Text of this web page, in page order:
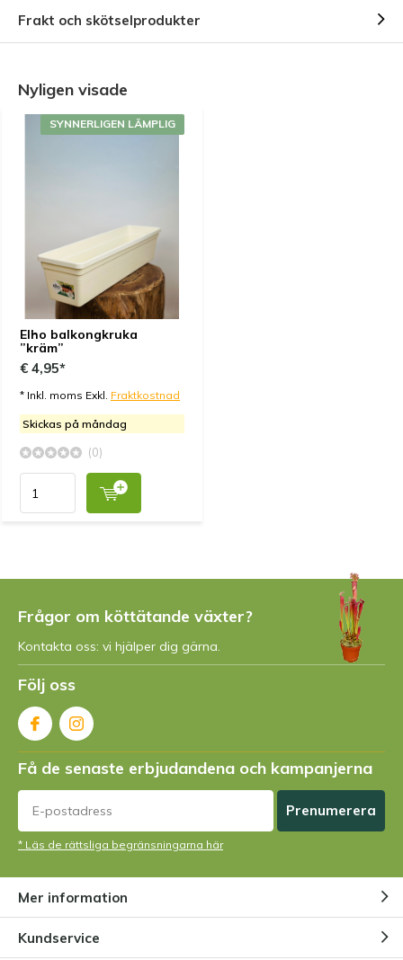
Frakt och skötselprodukter
Nyligen visade
Elho balkongkruka
”kräm”
SYNNERLIGEN LÄMPLIG
€ 4,95*
* Inkl. moms Exkl. Fraktkostnad
Skickas på måndag
(0)
Frågor om köttätande växter?
Kontakta oss: vi hjälper dig gärna.
Följ oss
Få de senaste erbjudandena och kampanjerna
Prenumerera
* Läs de rättsliga begränsningarna här
Mer information
Kundservice